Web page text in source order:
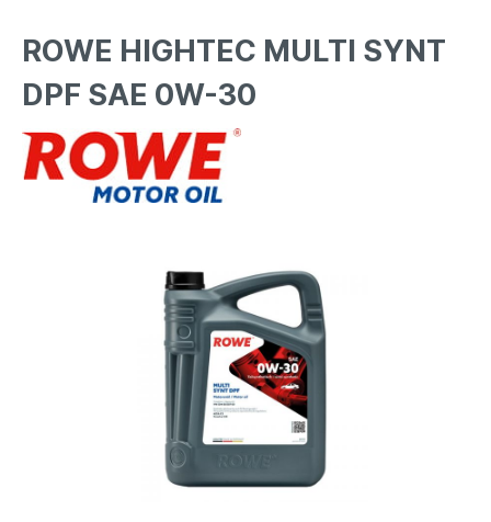
ROWE HIGHTEC MULTI SYNT
DPF SAE 0W-30